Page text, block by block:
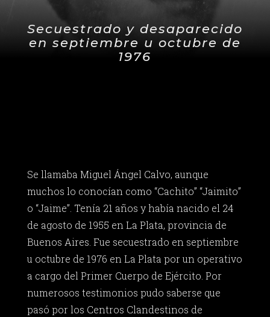
Secuestrado y desaparecido
en septiembre u octubre de
1976
Se llamaba Miguel Ángel Calvo, aunque
muchos lo conocían como “Cachito” “Jaimito”
o “Jaime”. Tenía 21 años y había nacido el 24
de agosto de 1955 en La Plata, provincia de
Buenos Aires. Fue secuestrado en septiembre
u octubre de 1976 en La Plata por un operativo
a cargo del Primer Cuerpo de Ejército. Por
numerosos testimonios pudo saberse que
pasó por los Centros Clandestinos de